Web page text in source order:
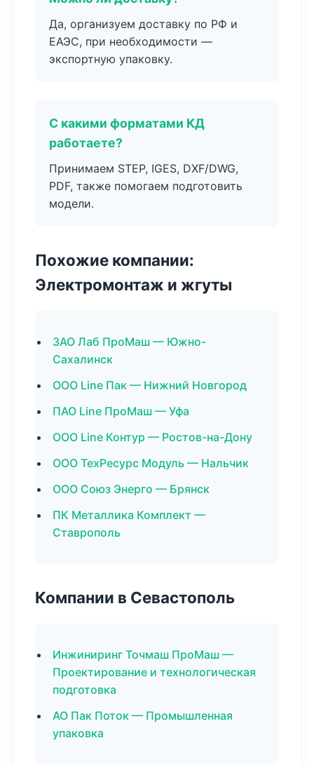
Да, организуем доставку по РФ и
ЕАЭС, при необходимости —
экспортную упаковку.
С какими форматами КД
работаете?
Принимаем STEP, IGES, DXF/DWG,
PDF, также помогаем подготовить
модели.
Похожие компании:
Электромонтаж и жгуты
ЗАО Лаб ПроМаш — Южно-
Сахалинск
ООО Line Пак — Нижний Новгород
ПАО Line ПроМаш — Уфа
ООО Line Контур — Ростов-на-Дону
ООО ТехРесурс Модуль — Нальчик
ООО Союз Энерго — Брянск
ПК Металлика Комплект —
Ставрополь
Компании в Севастополь
Инжиниринг Точмаш ПроМаш —
Проектирование и технологическая
подготовка
АО Пак Поток — Промышленная
упаковка